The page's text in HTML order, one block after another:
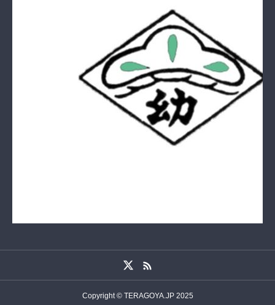
Copyright © TERAGOYA.JP 2025